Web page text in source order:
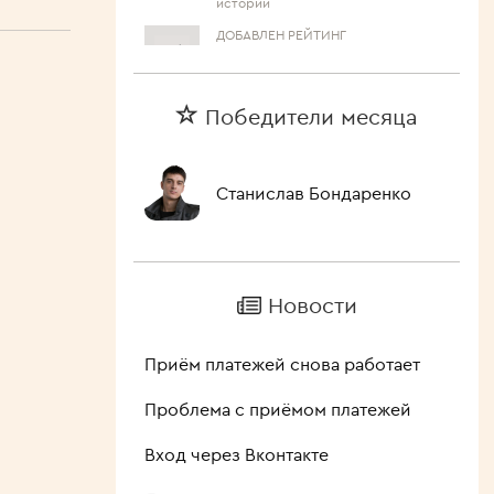
ДОБАВЛЕН РЕЙТИНГ
угаснувшие в 2024 году
ГОЛОС ЗА
Дарья Повереннова
ДОБАВЛЕН УЧАСТНИК
году
ДОБАВЛЕН УЧАСТНИК
Ален Делон
году
Победители месяца
Станислав Бондаренко
Новости
Приём платежей снова работает
Проблема с приёмом платежей
Вход через Вконтакте